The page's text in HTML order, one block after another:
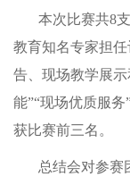
本次比赛共8
教育知名专家担
告、现场教学展
能”“现场优质服
获比赛前三名。
总结会对参赛